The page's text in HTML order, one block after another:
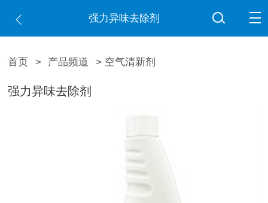
强力异味去除剂
首页 > 产品频道 > 空气清新剂
强力异味去除剂